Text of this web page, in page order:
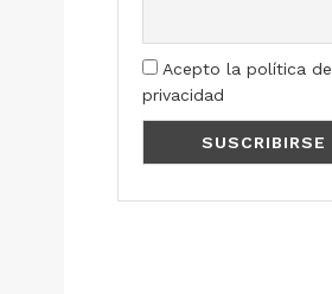
Acepto la política de
privacidad